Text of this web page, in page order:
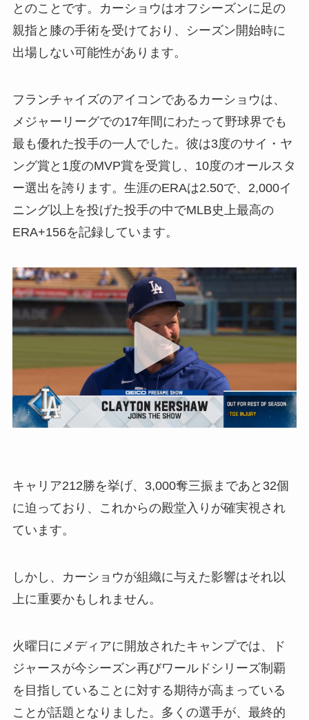
とのことです。カーショウはオフシーズンに足の
親指と膝の手術を受けており、シーズン開始時に
出場しない可能性があります。
フランチャイズのアイコンであるカーショウは、
メジャーリーグでの17年間にわたって野球界でも
最も優れた投手の一人でした。彼は3度のサイ・ヤ
ング賞と1度のMVP賞を受賞し、10度のオールスタ
ー選出を誇ります。生涯のERAは2.50で、2,000イ
ニング以上を投げた投手の中でMLB史上最高の
ERA+156を記録しています。
キャリア212勝を挙げ、3,000奪三振まであと32個
に迫っており、これからの殿堂入りが確実視され
ています。
しかし、カーショウが組織に与えた影響はそれ以
上に重要かもしれません。
火曜日にメディアに開放されたキャンプでは、ド
ジャースが今シーズン再びワールドシリーズ制覇
を目指していることに対する期待が高まっている
ことが話題となりました。多くの選手が、最終的